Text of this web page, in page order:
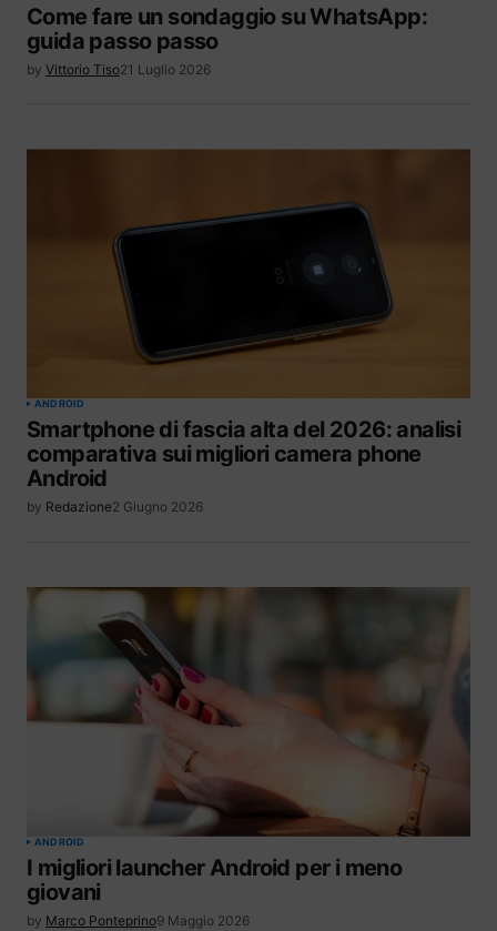
Come fare un sondaggio su WhatsApp:
guida passo passo
by Vittorio Tiso21 Luglio 2026
ANDROID
Smartphone di fascia alta del 2026: analisi
comparativa sui migliori camera phone
Android
by Redazione2 Giugno 2026
ANDROID
I migliori launcher Android per i meno
giovani
by Marco Ponteprino9 Maggio 2026